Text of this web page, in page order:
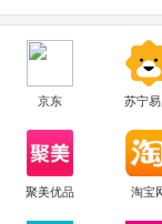
京东 苏宁
聚美优品 淘宝